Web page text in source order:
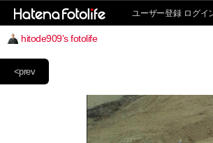
ユーザー登録 ログイ
hitode909's fotolife
<prev